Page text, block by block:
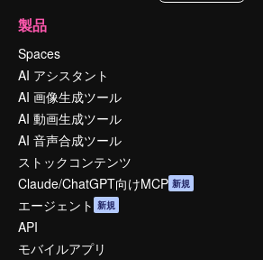
製品
Spaces
AI アシスタント
AI 画像生成ツール
AI 動画生成ツール
AI 音声合成ツール
ストックコンテンツ
Claude/ChatGPT向けMCP 新規
エージェント 新規
API
モバイルアプリ